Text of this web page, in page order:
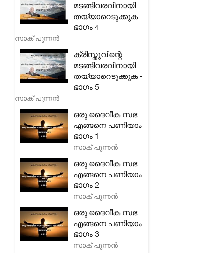
മടങ്ങിവരവിനായി
തയ്യാറെടുക്കുക -
ഭാഗം 4
സാക് പുന്നൻ
ക്രിസ്തുവിന്റെ
മടങ്ങിവരവിനായി
തയ്യാറെടുക്കുക -
ഭാഗം 5
സാക് പുന്നൻ
ഒരു ദൈവീക സഭ
എങ്ങനെ പണിയാം -
ഭാഗം 1
സാക് പുന്നൻ
ഒരു ദൈവീക സഭ
എങ്ങനെ പണിയാം -
ഭാഗം 2
സാക് പുന്നൻ
ഒരു ദൈവീക സഭ
എങ്ങനെ പണിയാം -
ഭാഗം 3
സാക് പുന്നൻ